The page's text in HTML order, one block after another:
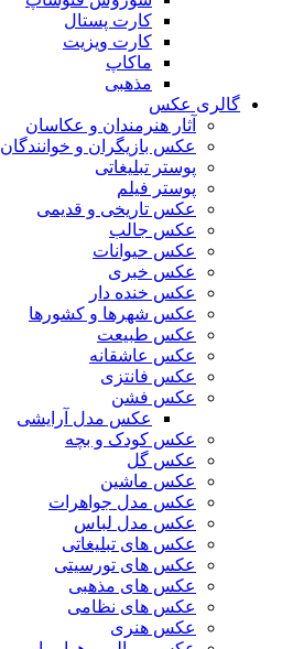
کارت پستال
کارت ویزیت
ماکاپ
مذهبی
گالری عکس
آثار هنرمندان و عکاسان
عکس بازیگران و خوانندگان
پوستر تبلیغاتی
پوستر فیلم
عکس تاریخی و قدیمی
عکس جالب
عکس حیوانات
عکس خبری
عکس خنده دار
عکس شهرها و کشورها
عکس طبیعت
عکس عاشقانه
عکس فانتزی
عکس فشن
عکس مدل آرایشی
عکس کودک و بچه
عکس گل
عکس ماشین
عکس مدل جواهرات
عکس مدل لباس
عکس های تبلیغاتی
عکس های تورسیتی
عکس های مذهبی
عکس های نظامی
عکس هنری